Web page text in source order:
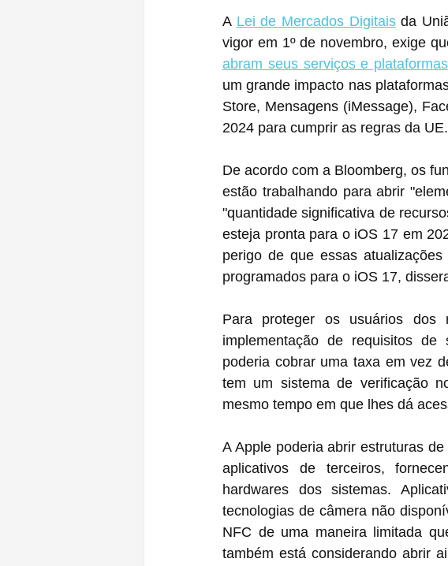
A Lei de Mercados Digitais da
abram seus serviços e plataformas
um grande impacto nas plataformas
Store‌, Mensagens (iMessage), FaceTime, Siri e muito mais. A Apple tem até 6 de março de
2024 para cumprir as regras da UE.
De acordo com a Bloomberg, os
estão trabalhando para abrir
"quantidade significativa de
esteja pronta para o iOS 17 em
perigo de que essas
programados para o iOS 17,
Para proteger os usuários dos
implementação de requisitos de
poderia cobrar uma taxa em vez
tem um sistema de verificação
mesmo tempo em que lhes dá
A Apple poderia abrir estruturas
aplicativos de terceiros,
hardwares dos sistemas.
tecnologias de câmera não
NFC de uma maneira limitada
também está considerando abrir